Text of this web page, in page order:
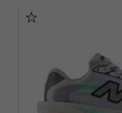
EUR 42,5 / US 9
EUR 45 / US 11